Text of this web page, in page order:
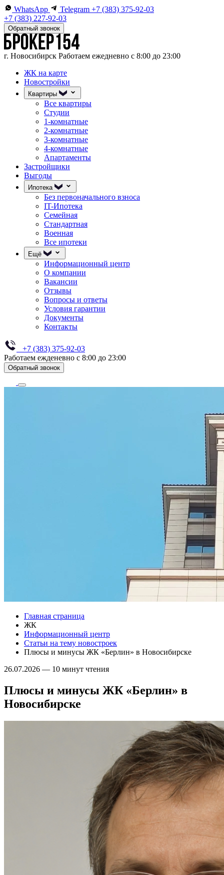
WhatsApp Telegram +7 (383) 375-92-03
+7 (383) 227-92-03
Обратный звонок
г. Новосибирск Работаем ежедневно с 8:00 до 23:00
ЖК на карте
Новостройки
Квартиры
Все квартиры
Студии
1-комнатные
2-комнатные
3-комнатные
4-комнатные
Апартаменты
Застройщики
Выгоды
Ипотека
Без первоначального взноса
IT-Ипотека
Семейная
Стандартная
Военная
Все ипотеки
Ещё
Информационный центр
О компании
Вакансии
Отзывы
Вопросы и ответы
Условия гарантии
Документы
Контакты
+7 (383) 375-92-03
Работаем ежденевно с 8:00 до 23:00
Обратный звонок
Главная страница
ЖК
Информационный центр
Статьи на тему новостроек
Плюсы и минусы ЖК «Берлин» в Новосибирске
26.07.2026 — 10 минут чтения
Плюсы и минусы ЖК «Берлин» в
Новосибирске